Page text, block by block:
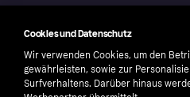
Cookies und Datenschutz
Wir verwenden Cookies, um den
gewährleisten, sowie zur
Surfverhaltens. Darüber hinaus